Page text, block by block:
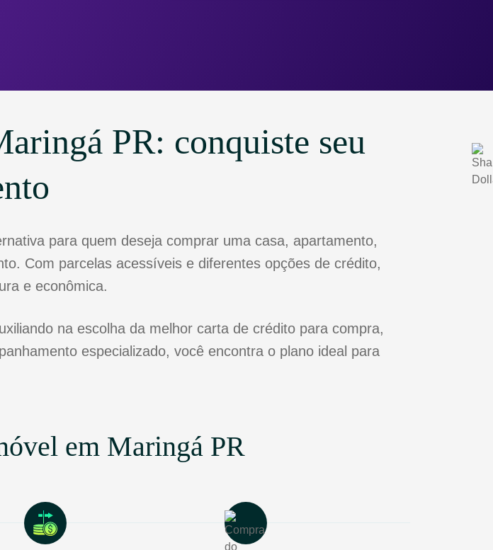
PR: conquiste seu
para quem deseja comprar uma casa, apartamento,
Com parcelas acessíveis e diferentes opções de crédito,
e econômica.
na escolha da melhor carta de crédito para compra,
especializado, você encontra o plano ideal para
em Maringá PR